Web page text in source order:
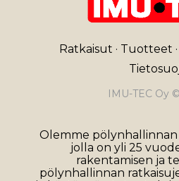
Ratkaisut · Tuotteet ·
IMU-TEC Oy
Olemme pölynhallinnan
jolla on yli 25
rakentamisen ja
pölynhallinnan